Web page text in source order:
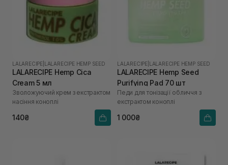
LALARECIPE LALARECIPE HEMP SEED
LALARECIPE Hemp Cica
Cream 5 мл
Зволожуючий крем з екстрактом
насіння коноплі
140₴
LALARECIPE LALARECIPE HEMP SEED
LALARECIPE Hemp Seed
Purifying Pad 70 шт
Педи для тонізації обличчя з
екстрактом коноплі
1 000₴